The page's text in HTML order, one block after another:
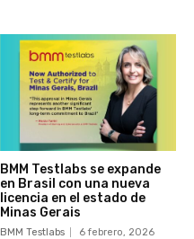
BMM Testlabs se expande
en Brasil con una nueva
licencia en el estado de
Minas Gerais
BMM Testlabs 6 febrero, 2026